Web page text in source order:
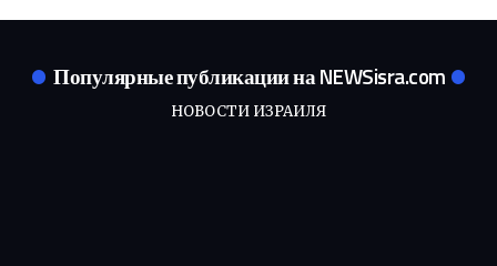
Популярные публикации на NEWSisra.com
НОВОСТИ ИЗРАИЛЯ